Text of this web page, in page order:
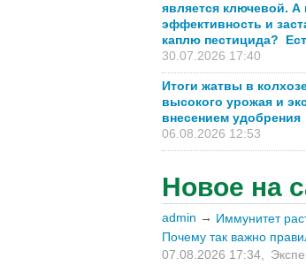
является ключевой. А
эффективность и
каплю пестицида?
30.07.2026 17:40
Итоги жатвы в
высокого урожая и
внесением удобрения
06.08.2026 12:53
Новое на
admin → Иммунитет
Почему так важно
07.08.2026 17:34,